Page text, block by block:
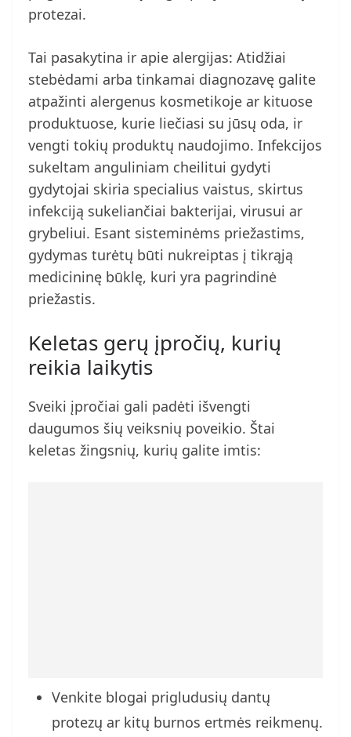
protezai.
Tai pasakytina ir apie alergijas: Atidžiai
stebėdami arba tinkamai diagnozavę galite
atpažinti alergenus kosmetikoje ar kituose
produktuose, kurie liečiasi su jūsų oda, ir
vengti tokių produktų naudojimo. Infekcijos
sukeltam anguliniam cheilitui gydyti
gydytojai skiria specialius vaistus, skirtus
infekciją sukeliančiai bakterijai, virusui ar
grybeliui. Esant sisteminėms priežastims,
gydymas turėtų būti nukreiptas į tikrąją
medicininę būklę, kuri yra pagrindinė
priežastis.
Keletas gerų įpročių, kurių
reikia laikytis
Sveiki įpročiai gali padėti išvengti
daugumos šių veiksnių poveikio. Štai
keletas žingsnių, kurių galite imtis:
Venkite blogai prigludusių dantų
protezų ar kitų burnos ertmės reikmenų.